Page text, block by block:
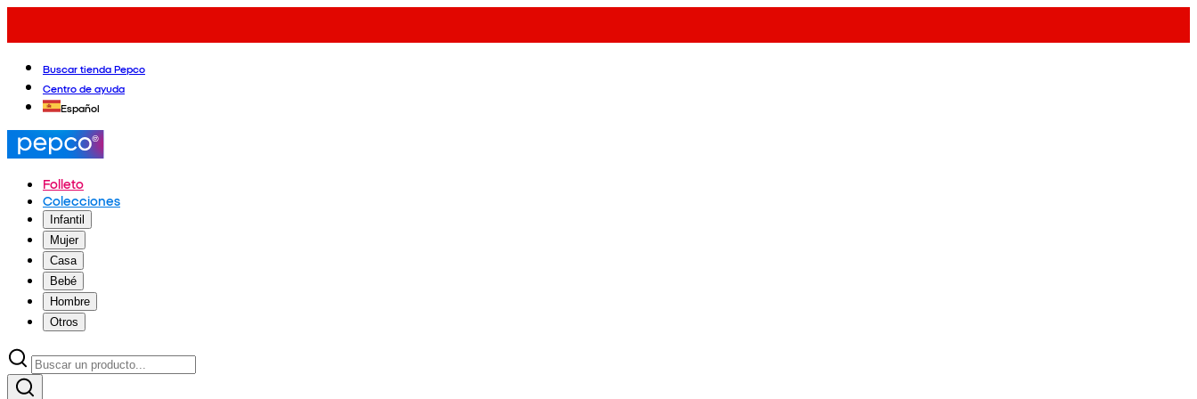
Buscar tienda Pepco
Centro de ayuda
Español
Folleto
Colecciones
Infantil
Mujer
Casa
Bebé
Hombre
Otros